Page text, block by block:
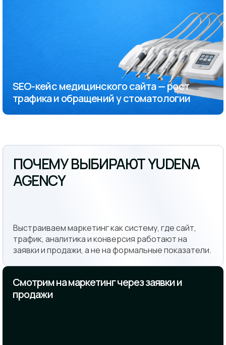
SEO-кейс медицинского сайта — рост
трафика и обращений у стоматологии
ПОЧЕМУ ВЫБИРАЮТ YUDENA
AGENCY
Выстраиваем маркетинг как систему, где сайт,
трафик, аналитика и конверсия работают на
заявки и продажи, а не на формальные показатели.
Смотрим на маркетинг через заявки и
продажи